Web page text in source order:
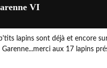
VI
lapins sont déjà et encore
aux 17 lapins